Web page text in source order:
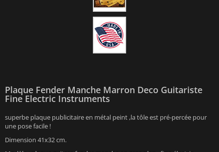
Plaque Fender Manche Marron Deco Guitariste
Fine Electric Instruments
superbe plaque publicitaire en métal peint ,la tôle est pré-percée pour
une pose facile !
Dimension 41x32 cm.